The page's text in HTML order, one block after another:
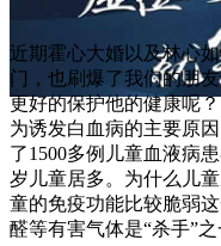
近期霍心大婚以及林心
门，也刷爆了我们的朋
更好的保护他的健康呢
为诱发白血病的主要原
了1500多例儿童血液病
岁儿童居多。为什么儿
童的免疫功能比较脆弱
醛等有害气体是“杀手”之